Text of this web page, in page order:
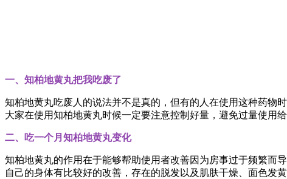
一、知柏地黄丸把我吃废了
知柏地黄丸吃废人的说法并不是真的，但有的人在使用这种药物
大家在使用知柏地黄丸时候一定要注意控制好量，避免过量使用
二、吃一个月知柏地黄丸变化
知柏地黄丸的作用在于能够帮助使用者改善因为房事过于频繁而
自己的身体有比较好的改善，存在的脱发以及肌肤干燥、面色发